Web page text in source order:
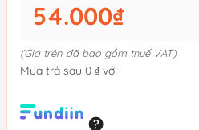
54.000₫
(Giá trên đã bao gồm thuế VAT)
Mua trả sau 0 ₫ với